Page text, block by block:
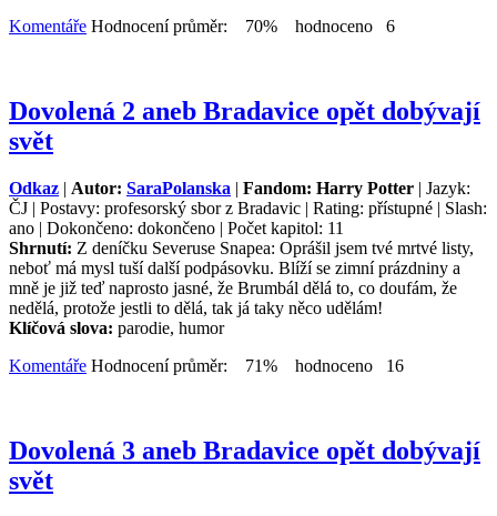
Komentáře Hodnocení průměr: 70% hodnoceno 6
Dovolená 2 aneb Bradavice opět dobývají
svět
Odkaz | Autor: SaraPolanska | Fandom: Harry Potter | Jazyk:
ČJ | Postavy: profesorský sbor z Bradavic | Rating: přístupné | Slash:
ano | Dokončeno: dokončeno | Počet kapitol: 11
Shrnutí: Z deníčku Severuse Snapea: Oprášil jsem tvé mrtvé listy,
neboť má mysl tuší další podpásovku. Blíží se zimní prázdniny a
mně je již teď naprosto jasné, že Brumbál dělá to, co doufám, že
nedělá, protože jestli to dělá, tak já taky něco udělám!
Klíčová slova: parodie, humor
Komentáře Hodnocení průměr: 71% hodnoceno 16
Dovolená 3 aneb Bradavice opět dobývají
svět